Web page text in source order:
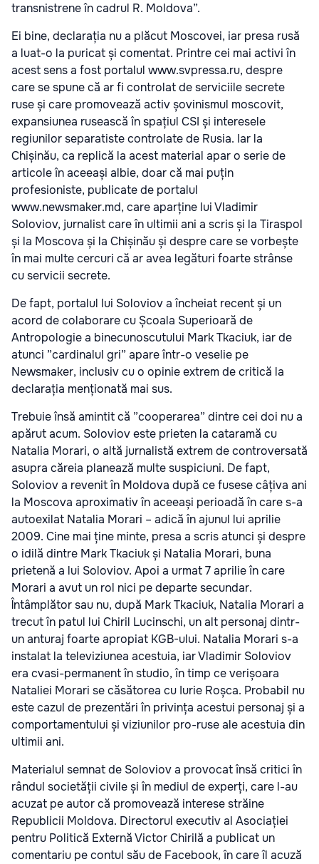
transnistrene în cadrul R. Moldova”.
Ei bine, declarația nu a plăcut Moscovei, iar presa rusă
a luat-o la puricat și comentat. Printre cei mai activi în
acest sens a fost portalul www.svpressa.ru, despre
care se spune că ar fi controlat de serviciile secrete
ruse și care promovează activ șovinismul moscovit,
expansiunea rusească în spațiul CSI și interesele
regiunilor separatiste controlate de Rusia. Iar la
Chișinău, ca replică la acest material apar o serie de
articole în aceeași albie, doar că mai puțin
profesioniste, publicate de portalul
www.newsmaker.md, care aparține lui Vladimir
Soloviov, jurnalist care în ultimii ani a scris și la Tiraspol
și la Moscova și la Chișinău și despre care se vorbește
în mai multe cercuri că ar avea legături foarte strânse
cu servicii secrete.
De fapt, portalul lui Soloviov a încheiat recent și un
acord de colaborare cu Școala Superioară de
Antropologie a binecunoscutului Mark Tkaciuk, iar de
atunci ”cardinalul gri” apare într-o veselie pe
Newsmaker, inclusiv cu o opinie extrem de critică la
declarația menționată mai sus.
Trebuie însă amintit că ”cooperarea” dintre cei doi nu a
apărut acum. Soloviov este prieten la cataramă cu
Natalia Morari, o altă jurnalistă extrem de controversată
asupra căreia planează multe suspiciuni. De fapt,
Soloviov a revenit în Moldova după ce fusese câțiva ani
la Moscova aproximativ în aceeași perioadă în care s-a
autoexilat Natalia Morari – adică în ajunul lui aprilie
2009. Cine mai ține minte, presa a scris atunci și despre
o idilă dintre Mark Tkaciuk și Natalia Morari, buna
prietenă a lui Soloviov. Apoi a urmat 7 aprilie în care
Morari a avut un rol nici pe departe secundar.
Întâmplător sau nu, după Mark Tkaciuk, Natalia Morari a
trecut în patul lui Chiril Lucinschi, un alt personaj dintr-
un anturaj foarte apropiat KGB-ului. Natalia Morari s-a
instalat la televiziunea acestuia, iar Vladimir Soloviov
era cvasi-permanent în studio, în timp ce verișoara
Nataliei Morari se căsătorea cu Iurie Roșca. Probabil nu
este cazul de prezentări în privința acestui personaj și a
comportamentului și viziunilor pro-ruse ale acestuia din
ultimii ani.
Materialul semnat de Soloviov a provocat însă critici în
rândul societății civile și în mediul de experți, care l-au
acuzat pe autor că promovează interese străine
Republicii Moldova. Directorul executiv al Asociației
pentru Politică Externă Victor Chirilă a publicat un
comentariu pe contul său de Facebook, în care îl acuză